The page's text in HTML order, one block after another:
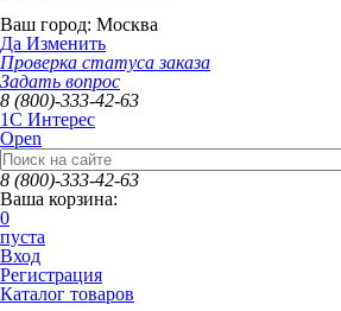
Ваш город: Москва
Да Изменить
Проверка статуса заказа
Задать вопрос
8 (800)-333-42-63
1C Интерес
Open
8 (800)-333-42-63
Ваша корзина:
0
пуста
Вход
Регистрация
Каталог товаров